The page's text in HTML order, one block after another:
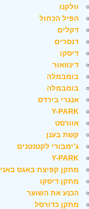
וולקנו
הפיל הכחול
דקלים
דנסרים
דיסקו
דינוזאור
בומבמלה
בומבמלה
אנגרי בירדס
Y-PARK
אוורסט
קשת בענן
ג'ימבורי לקטנטנים
Y-PARK
מתקן קפיצת באגס באני
מתקן דיסקו
הכנע את השוער
מתקן כדורסל